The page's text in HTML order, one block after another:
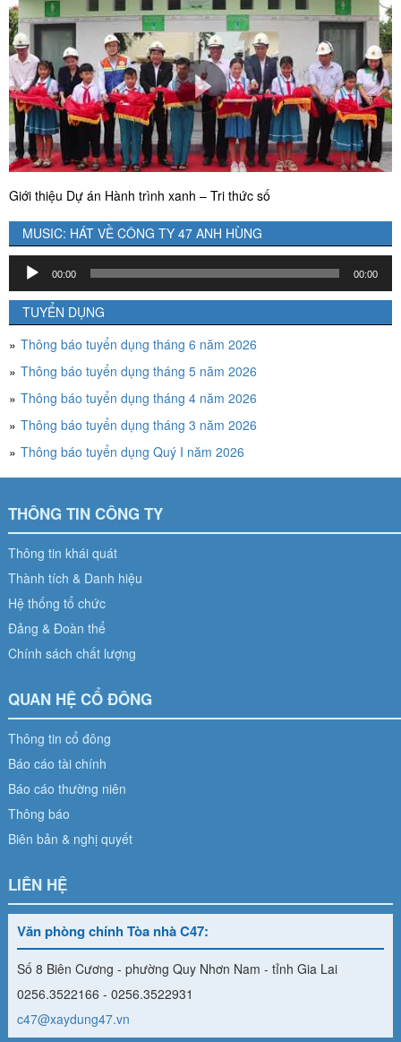
Giới thiệu Dự án Hành trình xanh – Tri thức số
MUSIC: HÁT VỀ CÔNG TY 47 ANH HÙNG
Trình
chơi
Audio
00:00 00:00
TUYỂN DỤNG
Thông báo tuyển dụng tháng 6 năm 2026
Thông báo tuyển dụng tháng 5 năm 2026
Thông báo tuyển dụng tháng 4 năm 2026
Thông báo tuyển dụng tháng 3 năm 2026
Thông báo tuyển dụng Quý I năm 2026
THÔNG TIN CÔNG TY
Thông tin khái quát
Thành tích & Danh hiệu
Hệ thống tổ chức
Đảng & Đoàn thể
Chính sách chất lượng
QUAN HỆ CỔ ĐÔNG
Thông tin cổ đông
Báo cáo tài chính
Báo cáo thường niên
Thông báo
Biên bản & nghị quyết
LIÊN HỆ
Văn phòng chính Tòa nhà C47:
Số 8 Biên Cương - phường Quy Nhơn Nam - tỉnh Gia Lai
0256.3522166 - 0256.3522931
c47@xaydung47.vn